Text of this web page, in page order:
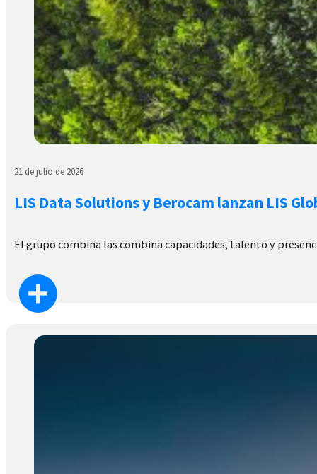
21 de julio de 2026
LIS Data Solutions y Berocam lanzan LIS
El grupo combina las combina capacidades, talento y